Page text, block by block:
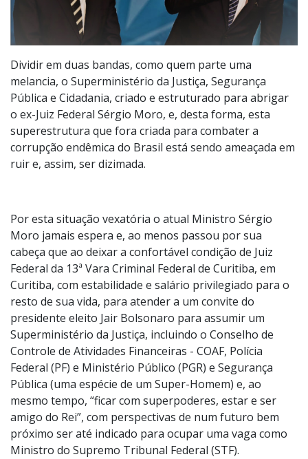
Dividir em duas bandas, como quem parte uma
melancia, o Superministério da Justiça, Segurança
Pública e Cidadania, criado e estruturado para abrigar
o ex-Juiz Federal Sérgio Moro, e, desta forma, esta
superestrutura que fora criada para combater a
corrupção endêmica do Brasil está sendo ameaçada em
ruir e, assim, ser dizimada.
Por esta situação vexatória o atual Ministro Sérgio
Moro jamais espera e, ao menos passou por sua
cabeça que ao deixar a confortável condição de Juiz
Federal da 13ª Vara Criminal Federal de Curitiba, em
Curitiba, com estabilidade e salário privilegiado para o
resto de sua vida, para atender a um convite do
presidente eleito Jair Bolsonaro para assumir um
Superministério da Justiça, incluindo o Conselho de
Controle de Atividades Financeiras - COAF, Polícia
Federal (PF) e Ministério Público (PGR) e Segurança
Pública (uma espécie de um Super-Homem) e, ao
mesmo tempo, “ficar com superpoderes, estar e ser
amigo do Rei”, com perspectivas de num futuro bem
próximo ser até indicado para ocupar uma vaga como
Ministro do Supremo Tribunal Federal (STF).